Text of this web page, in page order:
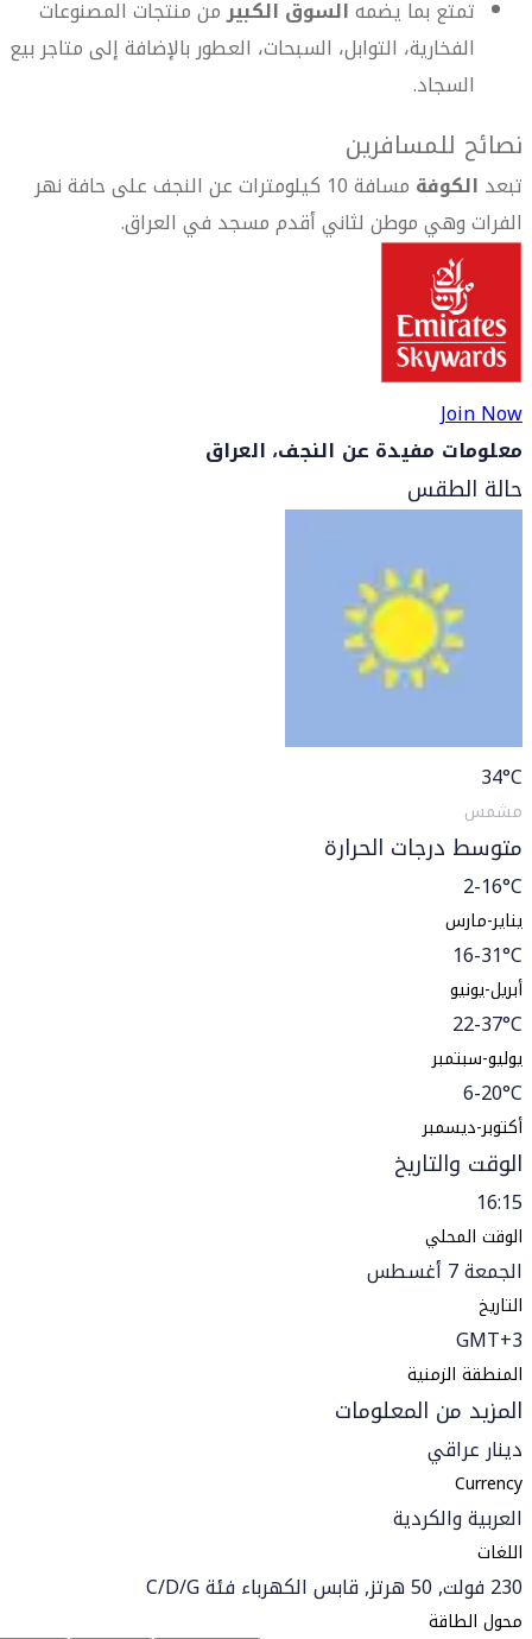
تمتع بما يضمهالسوق الكبيرمن منتجات المصنوعات
الفخارية، التوابل، السبحات، العطور بالإضافة إلى متاجر بيع
السجاد.
نصائح للمسافرين
تبعد الكوفة
مسافة 10 كيلومترات عن النجف على حافة نهر
الفرات وهي موطن لثاني أقدم مسجد في العراق.
Join Now
معلومات مفيدة عن النجف، العراق
حالة الطقس
34°C
مشمس
متوسط درجات الحرارة
2-16°C
يناير-مارس
16-31°C
أبريل-يونيو
22-37°C
يوليو-سبتمبر
6-20°C
أكتوبر-ديسمبر
الوقت والتاريخ
16:15
الوقت المحلي
الجمعة 7 أغسطس
التاريخ
GMT+3
المنطقة الزمنية
المزيد من المعلومات
دينار عراقي
Currency
العربية والكردية
اللغات
230 فولت, 50 هرتز, قابس الكهرباء فئة C/D/G
محول الطاقة